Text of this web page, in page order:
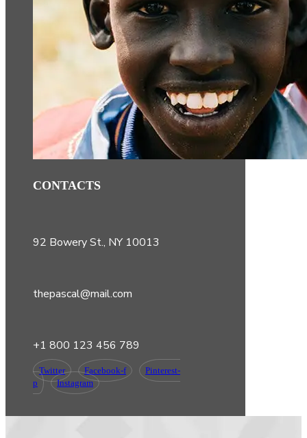
CONTACTS
92 Bowery St., NY 10013
thepascal@mail.com
+1 800 123 456 789
Twitter Facebook-f
Pinterest-
p
Instagram